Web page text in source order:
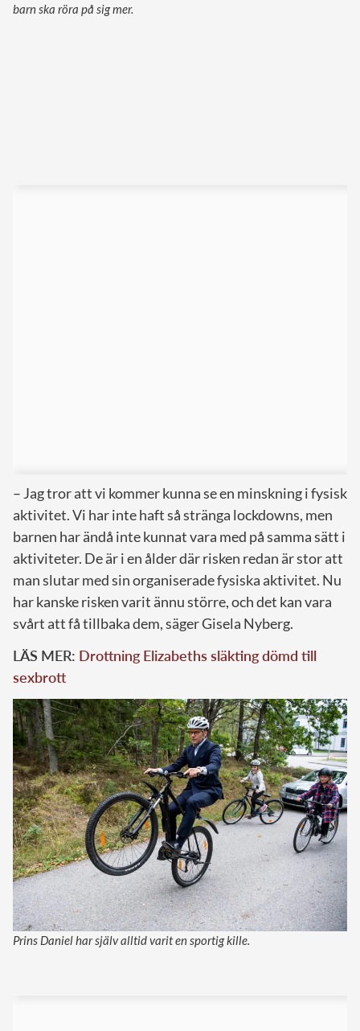
barn ska röra på sig mer.
– Jag tror att vi kommer kunna se en minskning i fysisk
aktivitet. Vi har inte haft så stränga lockdowns, men
barnen har ändå inte kunnat vara med på samma sätt i
aktiviteter. De är i en ålder där risken redan är stor att
man slutar med sin organiserade fysiska aktivitet. Nu
har kanske risken varit ännu större, och det kan vara
svårt att få tillbaka dem, säger Gisela Nyberg.
LÄS MER: Drottning Elizabeths släkting dömd till
sexbrott
Prins Daniel har själv alltid varit en sportig kille.